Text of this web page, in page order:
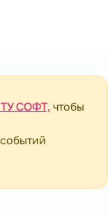
ТУ СОФТ,чтобы